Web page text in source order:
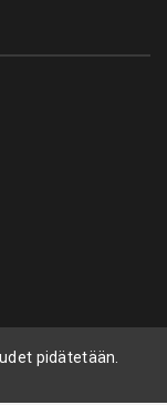
pidätetään.